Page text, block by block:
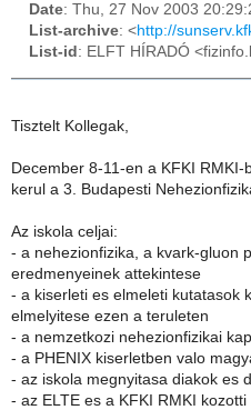
Date: Thu, 27 Nov 2003
List-archive: <http://
List-id : ELFT HÍRADÓ
Tisztelt Kollegak,
December 8-11-en a KFKI
kerul a 3. Budapesti
Az iskola celjai:
- a nehezionfizika, a kvark-gluon
eredmenyeinek attekintese
- a kiserleti es elmeleti kutatasok
elmelyitese ezen a teruleten
- a nemzetkozi nehezionfizikai
- a PHENIX kiserletben valo
- az iskola megnyitasa diakok es
- az ELTE es a KFKI RMKI